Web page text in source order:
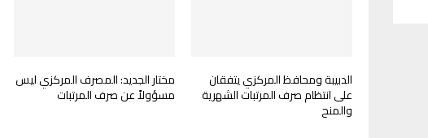
الدبيبة ومحافظ المركزي يتفقان
على انتظام صرف المرتبات الشهرية
والمنح
مختار الجديد: المصرف المركزي ليس
مسؤولاً عن صرف المرتبات